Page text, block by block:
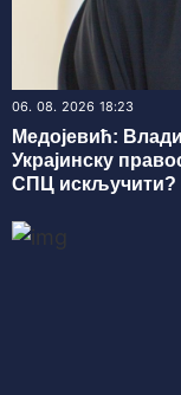
06. 08. 2026 18:23
Медојевић:
Украјинску
СПЦ искључити?